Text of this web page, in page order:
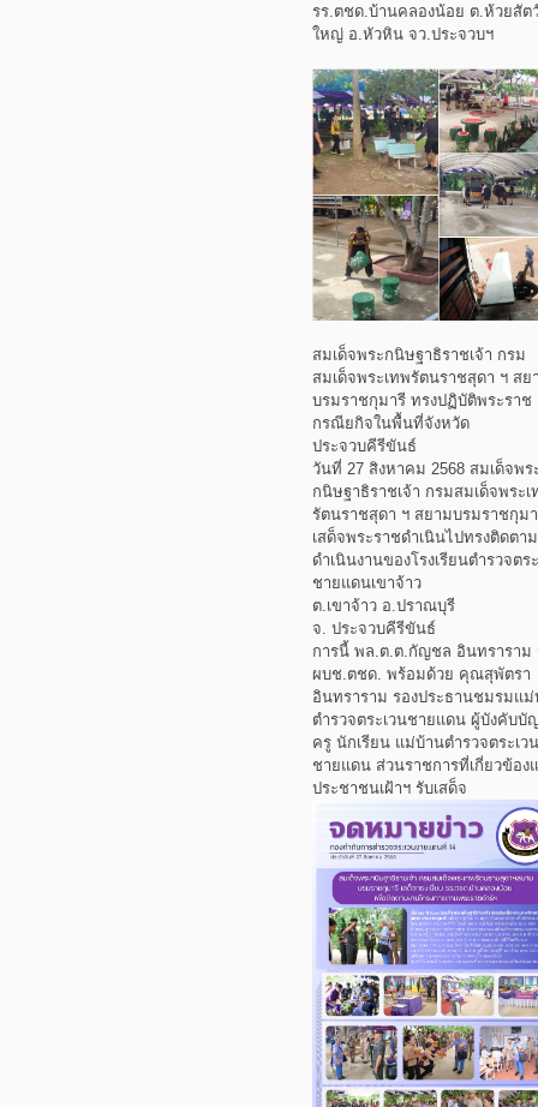
รร.ตชด.บ้านคลองน้อย ต.ห้วยสัต
ใหญ่ อ.หัวหิน จว.ประจวบฯ
สมเด็จพระกนิษฐาธิราชเจ้า กรม
สมเด็จพระเทพรัตนราชสุดา ฯ สย
บรมราชกุมารี ทรงปฏิบัติพระราช
กรณียกิจในพื้นที่จังหวัด
ประจวบคีรีขันธ์
วันที่ 27 สิงหาคม 2568 สมเด็จพร
กนิษฐาธิราชเจ้า กรมสมเด็จพระเ
รัตนราชสุดา ฯ สยามบรมราชกุม
เสด็จพระราชดำเนินไปทรงติดตา
ดำเนินงานของโรงเรียนตำรวจตร
ชายแดนเขาจ้าว
ต.เขาจ้าว อ.ปราณบุรี
จ. ประจวบคีรีขันธ์
การนี้ พล.ต.ต.กัญชล อินทราราม
ผบช.ตชด. พร้อมด้วย คุณสุพัตรา
อินทราราม รองประธานชมรมแ
ตำรวจตระเวนชายแดน ผู้บังคับบั
ครู นักเรียน แม่บ้านตำรวจตระเวน
ชายแดน ส่วนราชการที่เกี่ยวข้อง
ประชาชนเฝ้าฯ รับเสด็จ